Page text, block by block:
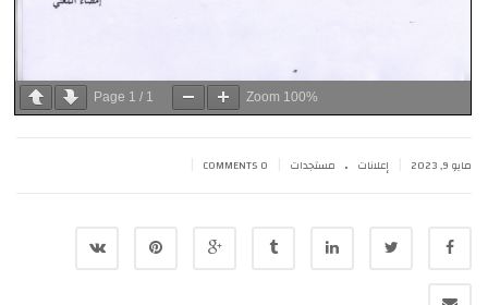
Page 1 / 1 Zoom 100%
مايو 9, 2023 إعلانات . مستجدات 0 COMMENTS